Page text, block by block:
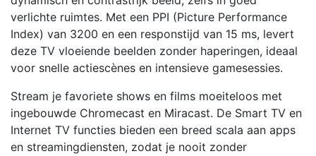
verlichte ruimtes. Met een PPI (Picture Performance
Index) van 3200 en een responstijd van 15 ms, levert
deze TV vloeiende beelden zonder haperingen, ideaal
voor snelle actiescènes en intensieve gamesessies.
Stream je favoriete shows en films moeiteloos met
ingebouwde Chromecast en Miracast. De Smart TV en
Internet TV functies bieden een breed scala aan apps
en streamingdiensten, zodat je nooit zonder